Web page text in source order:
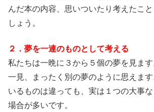
んだ本の内容、思いついたり考えたこ
しょう。
２．夢を一連のものとして考える
私たちは一晩に３から５個の夢を見ま
一見、まったく別の夢のように思えま
いるものは違っても、実は１つの大事
場合が多いです。